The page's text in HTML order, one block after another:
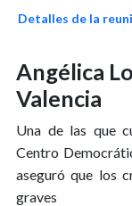
Detalles de la
Angélica
Valencia
Una de las que
Centro
aseguró que los
graves